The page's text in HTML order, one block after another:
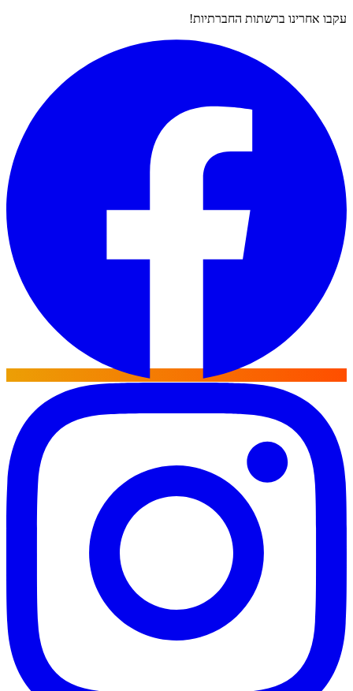
עקבו אחרינו ברשתות החברתיות!